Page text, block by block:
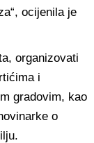
ocijenila je
organizovati
i
gradovim, kao
o